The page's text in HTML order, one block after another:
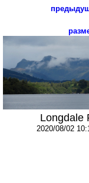
Longdale
2020/08/02